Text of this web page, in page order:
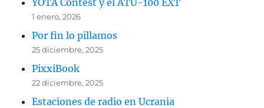
1 enero, 2026
Por fin lo pillamos
25 diciembre, 2025
PixxiBook
22 diciembre, 2025
Estaciones de radio en Ucrania